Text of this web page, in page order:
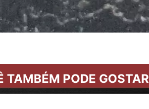
TAMBÉM PODE GOSTAR